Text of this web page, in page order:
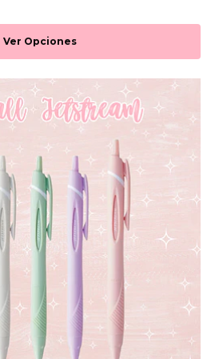
Ver Opciones